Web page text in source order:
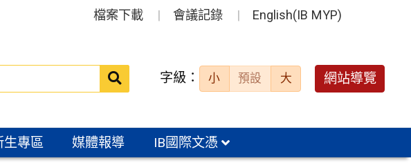
檔案下載 會議記錄 English(IB MYP)
送出 字級： 小 預設 大 網站導覽
生專區 媒體報導 IB國際文憑